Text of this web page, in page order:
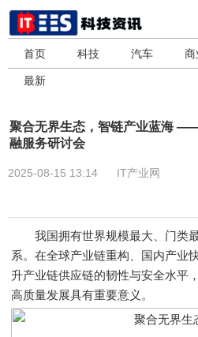
首页 科技 汽车 商
最新
聚合无界生态，智链产业蓝海
融服务研讨会
2025-08-15 13:14 IT产业网
我国拥有世界规模最大、门类
系。在全球产业链重构、国内产业
升产业链供应链的韧性与安全水平
高质量发展具有重要意义。